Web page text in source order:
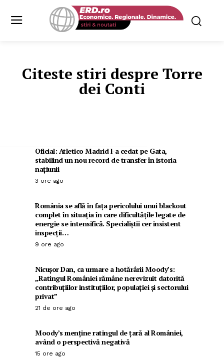
Citeste stiri despre Torre
dei Conti
Oficial: Atletico Madrid l-a cedat pe Gata,
stabilind un nou record de transfer în istoria
națiunii
3 ore ago
România se află în fața pericolului unui blackout
complet în situația în care dificultățile legate de
energie se intensifică. Specialiștii cer insistent
inspecții…
9 ore ago
Nicușor Dan, ca urmare a hotărârii Moody’s:
„Ratingul României rămâne nerevizuit datorită
contribuțiilor instituțiilor, populației și sectorului
privat”
21 de ore ago
Moody’s menține ratingul de țară al României,
având o perspectivă negativă
15 ore ago